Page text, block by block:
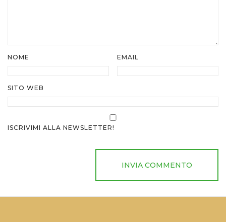
NOME EMAIL
SITO WEB
ISCRIVIMI ALLA NEWSLETTER!